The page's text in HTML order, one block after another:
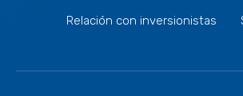
Relación con inversionistas